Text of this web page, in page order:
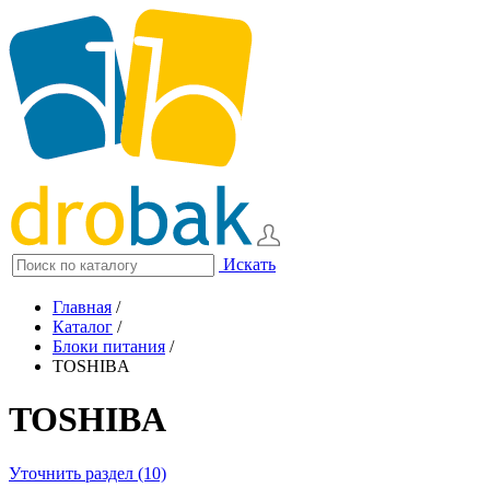
Искать
Главная /
Каталог /
Блоки питания /
TOSHIBA
TOSHIBA
Уточнить раздел (10)